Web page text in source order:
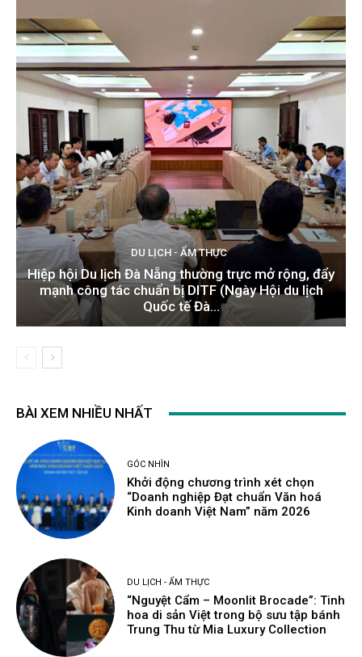
DU LỊCH - ẨM THỰC
Hiệp hội Du lịch Đà Nẵng thường trực mở rộng, đẩy
mạnh công tác chuẩn bị DITF (Ngày Hội du lịch
Quốc tế Đà...
BÀI XEM NHIỀU NHẤT
GÓC NHÌN
Khởi động chương trình xét chọn
“Doanh nghiệp Đạt chuẩn Văn hoá
Kinh doanh Việt Nam” năm 2026
DU LỊCH - ẨM THỰC
“Nguyệt Cẩm – Moonlit Brocade”: Tinh
hoa di sản Việt trong bộ sưu tập bánh
Trung Thu từ Mia Luxury Collection